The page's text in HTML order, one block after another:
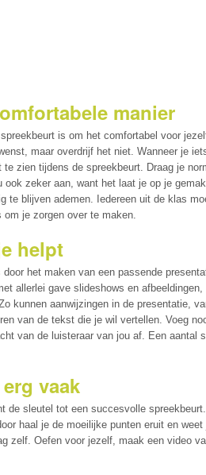
manier
is om het comfortabel voor
maar overdrijf het niet. Wanneer je
zien tijdens de spreekbeurt. Draag je
ook zeker aan, want het laat je op je
te blijven ademen. Iedereen uit de klas
je zorgen over te maken.
helpt
het maken van een passende
allerlei gave slideshows en afbeeldingen,
kunnen aanwijzingen in de presentatie,
van de tekst die je wil vertellen. Voeg
van de luisteraar van jou af. Een aantal
vaak
de sleutel tot een succesvolle
haal je de moeilijke punten eruit en
zelf. Oefen voor jezelf, maak een video